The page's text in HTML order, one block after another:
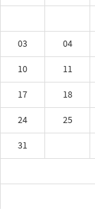
03
04
10
11
17
18
24
25
31